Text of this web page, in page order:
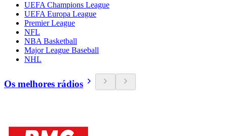
UEFA Champions League
UEFA Europa League
Premier League
NFL
NBA Basketball
Major League Baseball
NHL
Os melhores rádios